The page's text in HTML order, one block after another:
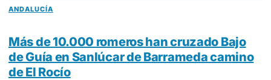
ANDALUCÍA
Más de 10.000 romeros han cruzado Bajo
de Guía en Sanlúcar de Barrameda camino
de El Rocío